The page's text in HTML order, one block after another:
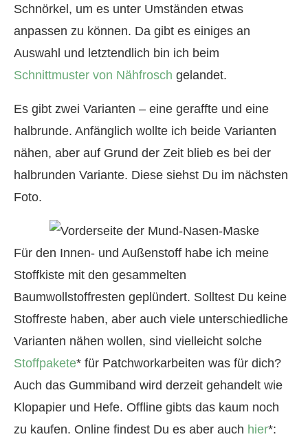
Schnörkel, um es unter Umständen etwas
anpassen zu können. Da gibt es einiges an
Auswahl und letztendlich bin ich beim
Schnittmuster von Nähfrosch gelandet.
Es gibt zwei Varianten – eine geraffte und eine
halbrunde. Anfänglich wollte ich beide Varianten
nähen, aber auf Grund der Zeit blieb es bei der
halbrunden Variante. Diese siehst Du im nächsten
Foto.
Für den Innen- und Außenstoff habe ich meine
Stoffkiste mit den gesammelten
Baumwollstoffresten geplündert. Solltest Du keine
Stoffreste haben, aber auch viele unterschiedliche
Varianten nähen wollen, sind vielleicht solche
Stoffpakete* für Patchworkarbeiten was für dich?
Auch das Gummiband wird derzeit gehandelt wie
Klopapier und Hefe. Offline gibts das kaum noch
zu kaufen. Online findest Du es aber auch hier*: